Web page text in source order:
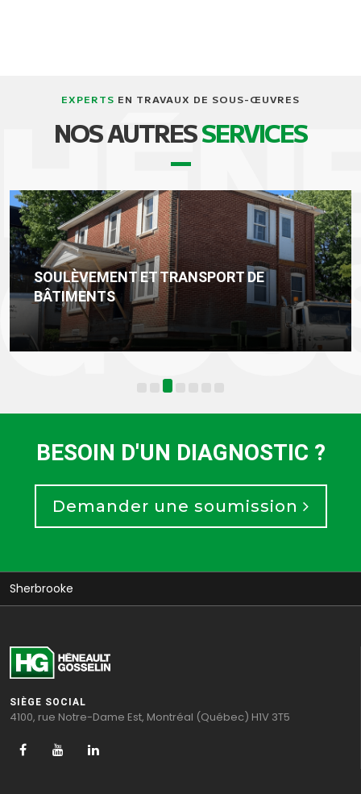
EXPERTS EN TRAVAUX DE SOUS-ŒUVRES
NOS AUTRESSERVICES
SOULÈVEMENT ET TRANSPORT DE
BÂTIMENTS
BESOIN D'UN DIAGNOSTIC ?
Demander une soumission
Sherbrooke
SIÈGE SOCIAL
4100, rue Notre-Dame Est, Montréal (Québec) H1V 3T5